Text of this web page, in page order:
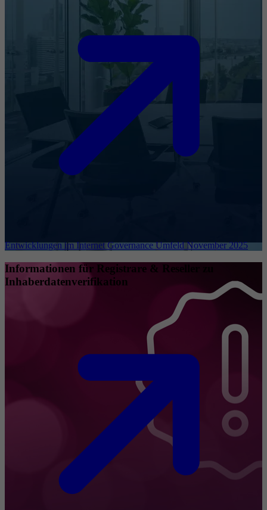
Entwicklungen im Internet Governance Umfeld November 2025
Informationen für Registrare & Reseller zu
Inhaberdatenverifikation